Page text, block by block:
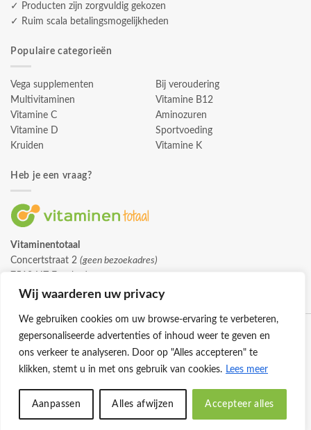
Wij waarderen uw privacy
We gebruiken cookies om uw browse-ervaring te verbeteren,
gepersonaliseerde advertenties of inhoud weer te geven en
ons verkeer te analyseren. Door op "Alles accepteren" te
klikken, stemt u in met ons gebruik van cookies. Lees meer
Aanpassen Alles afwijzen Accepteer alles
✓ Producten zijn zorgvuldig gekozen
✓ Ruim scala betalingsmogelijkheden
Populaire categorieën
Vega supplementen
Multivitaminen
Vitamine C
Vitamine D
Kruiden
Bij veroudering
Vitamine B12
Aminozuren
Sportvoeding
Vitamine K
Heb je een vraag?
Vitaminentotaal
Concertstraat 2 (geen bezoekadres)
info@vitaminentotaal.nl
© 2026 -Vitaminentotaal.nl